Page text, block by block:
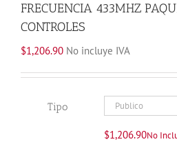
FRECUENCIA 433MHZ
CONTROLES
$1,206.90 No incluye IVA
Tipo
$1,206.90No